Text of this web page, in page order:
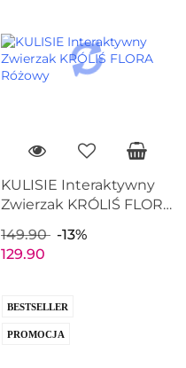
KULISIE Interaktywny
Zwierzak KRÓLIŚ FLORA
149.90
-13%
129.90
BESTSELLER
PROMOCJA